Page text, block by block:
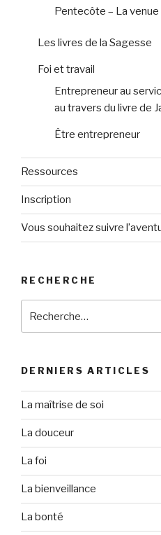
Pentecôte – La
Les livres de la Sagesse
Foi et travail
Entrepreneur au
au travers du livre de
Être entrepreneur
Ressources
Inscription
Vous souhaitez suivre
RECHERCHE
pour
DERNIERS ARTICLES
La maîtrise de soi
La douceur
La foi
La bienveillance
La bonté